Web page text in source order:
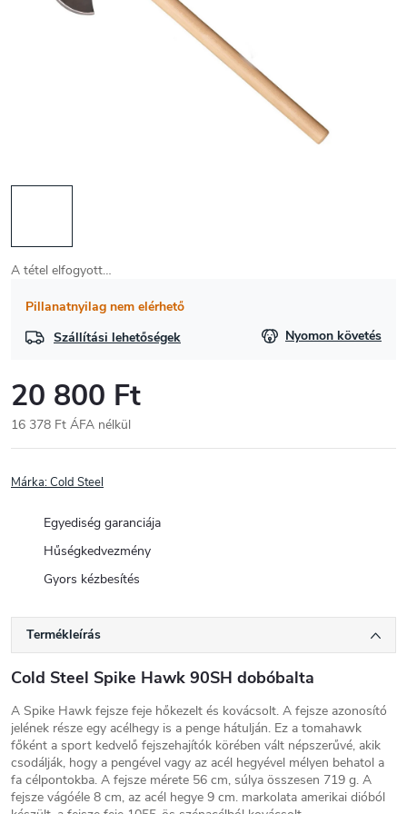
A tétel elfogyott…
Pillanatnyilag nem elérhető
Szállítási lehetőségek
Nyomon követés
20 800 Ft
16 378 Ft ÁFA nélkül
Márka:Cold Steel
Egyediség garanciája
Hűségkedvezmény
Gyors kézbesítés
Termékleírás
Cold Steel Spike Hawk 90SH dobóbalta
A Spike Hawk fejsze feje hőkezelt és kovácsolt. A fejsze azonosító
jelének része egy acélhegy is a penge hátulján. Ez a tomahawk
főként a sport kedvelő fejszehajítók körében vált népszerűvé, akik
csodálják, hogy a pengével vagy az acél hegyével mélyen behatol a
fa célpontokba. A fejsze mérete 56 cm, súlya összesen 719 g. A
fejsze vágóéle 8 cm, az acél hegye 9 cm. markolata amerikai dióból